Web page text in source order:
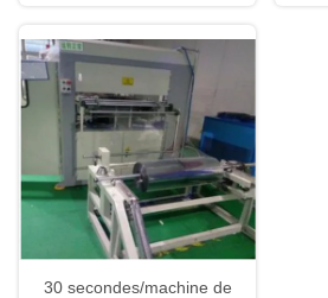
30 secondes/machine de